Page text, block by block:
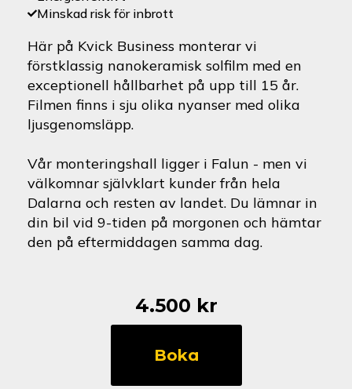
Minskad risk för inbrott
Här på Kvick Business monterar vi
förstklassig nanokeramisk solfilm med en
exceptionell hållbarhet på upp till 15 år.
Filmen finns i sju olika nyanser med olika
ljusgenomsläpp.
Vår monteringshall ligger i Falun - men vi
välkomnar självklart kunder från hela
Dalarna och resten av landet. Du lämnar in
din bil vid 9-tiden på morgonen och hämtar
den på eftermiddagen samma dag.
4.500 kr
Fiat
mängd
Boka